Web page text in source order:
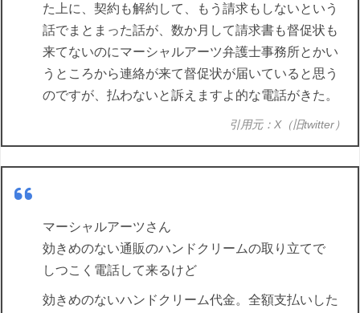
た上に、契約も解約して、もう請求もしないという
話でまとまった話が、数か月して請求書も督促状も
来てないのにマーシャルアーツ弁護士事務所とかい
うところから連絡が来て督促状が届いていると思う
のですが、払わないと訴えますよ的な電話がきた。
引用元：X（旧twitter）
マーシャルアーツさん
効きめのない通販のハンドクリームの取り立てで
しつこく電話して来るけど
効きめのないハンドクリーム代金。全額支払いした